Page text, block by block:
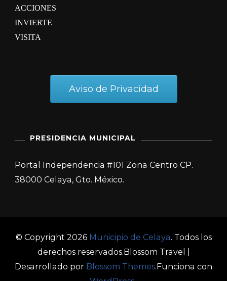
ACCIONES
INVIERTE
VISITA
Aviso de Privacidad
PRESIDENCIA MUNICIPAL
Portal Independencia #101 Zona Centro CP.
38000 Celaya, Gto. México.
© Copyright 2026 Municipio de Celaya. Todos los
derechos reservados. Blossom Travel |
Desarrollado por Blossom Themes.Funciona con